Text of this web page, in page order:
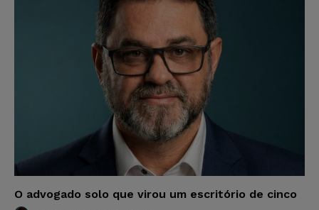
O advogado solo que virou um escritório de cinco